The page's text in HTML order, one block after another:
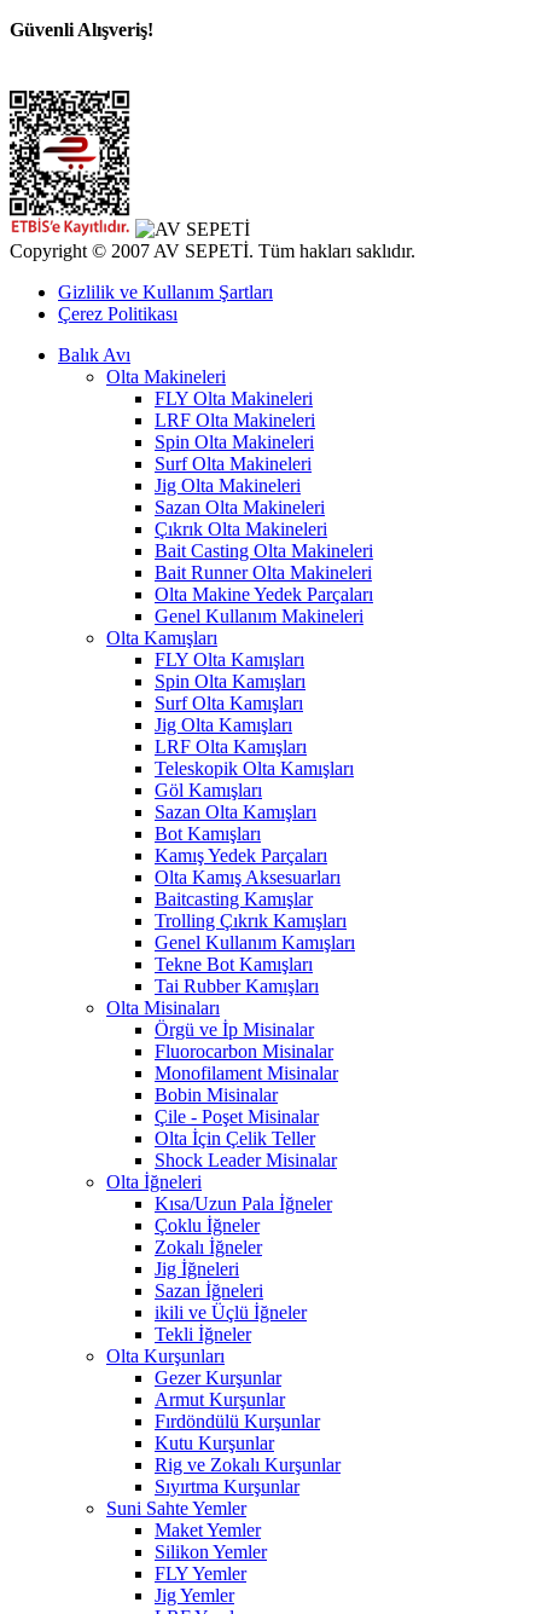
Güvenli Alışveriş!
Copyright © 2007 AV SEPETİ. Tüm hakları saklıdır.
Gizlilik ve Kullanım Şartları
Çerez Politikası
Balık Avı
Olta Makineleri
FLY Olta Makineleri
LRF Olta Makineleri
Spin Olta Makineleri
Surf Olta Makineleri
Jig Olta Makineleri
Sazan Olta Makineleri
Çıkrık Olta Makineleri
Bait Casting Olta Makineleri
Bait Runner Olta Makineleri
Olta Makine Yedek Parçaları
Genel Kullanım Makineleri
Olta Kamışları
FLY Olta Kamışları
Spin Olta Kamışları
Surf Olta Kamışları
Jig Olta Kamışları
LRF Olta Kamışları
Teleskopik Olta Kamışları
Göl Kamışları
Sazan Olta Kamışları
Bot Kamışları
Kamış Yedek Parçaları
Olta Kamış Aksesuarları
Baitcasting Kamışlar
Trolling Çıkrık Kamışları
Genel Kullanım Kamışları
Tekne Bot Kamışları
Tai Rubber Kamışları
Olta Misinaları
Örgü ve İp Misinalar
Fluorocarbon Misinalar
Monofilament Misinalar
Bobin Misinalar
Çile - Poşet Misinalar
Olta İçin Çelik Teller
Shock Leader Misinalar
Olta İğneleri
Kısa/Uzun Pala İğneler
Çoklu İğneler
Zokalı İğneler
Jig İğneleri
Sazan İğneleri
ikili ve Üçlü İğneler
Tekli İğneler
Olta Kurşunları
Gezer Kurşunlar
Armut Kurşunlar
Fırdöndülü Kurşunlar
Kutu Kurşunlar
Rig ve Zokalı Kurşunlar
Sıyırtma Kurşunlar
Suni Sahte Yemler
Maket Yemler
Silikon Yemler
FLY Yemler
Jig Yemler